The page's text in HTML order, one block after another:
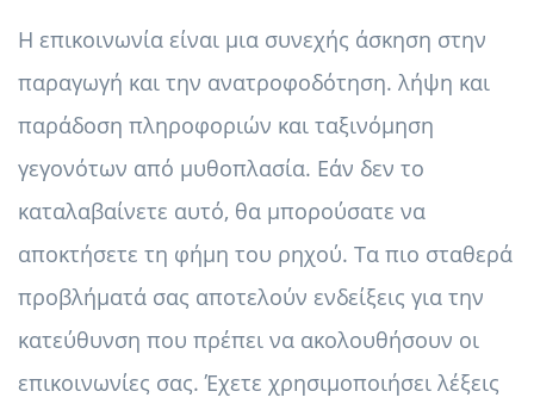
Η επικοινωνία είναι μια συνεχής άσκηση στην
παραγωγή και την ανατροφοδότηση. λήψη και
παράδοση πληροφοριών και ταξινόμηση
γεγονότων από μυθοπλασία. Εάν δεν το
καταλαβαίνετε αυτό, θα μπορούσατε να
αποκτήσετε τη φήμη του ρηχού. Τα πιο σταθερά
προβλήματά σας αποτελούν ενδείξεις για την
κατεύθυνση που πρέπει να ακολουθήσουν οι
επικοινωνίες σας. Έχετε χρησιμοποιήσει λέξεις